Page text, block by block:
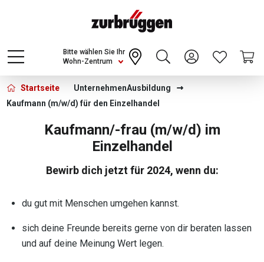
Choose a different country or region to see
content for your location and shop online
CONTINUE
Wohn-Zentrum
Bitte wählen Sie Ihr
Zurbrüggen - Kaufmann (m/w/d) für den
Startseite UnternehmenAusbildung
Kaufmann (m/w/d) für den Einzelhandel
Kaufmann/-frau (m/w/d) im
Einzelhandel
Bewirb dich jetzt für 2024, wenn du:
du gut mit Menschen umgehen kannst.
sich deine Freunde bereits gerne von dir beraten lassen
und auf deine Meinung Wert legen.